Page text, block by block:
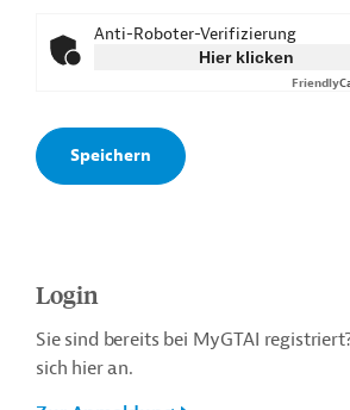
Anti-Roboter-Verifizierung
Hier klicken
Friendly
Login
Sie sind bereits bei MyGTAI
sich hier an.